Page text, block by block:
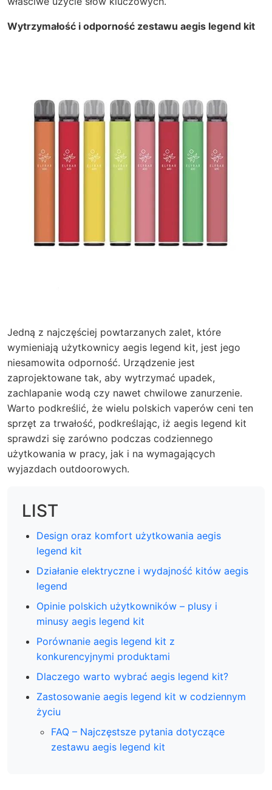
Wytrzymałość i odporność zestawu aegis legend kit
Jedną z najczęściej powtarzanych zalet, które
wymieniają użytkownicy aegis legend kit, jest jego
niesamowita odporność. Urządzenie jest
zaprojektowane tak, aby wytrzymać upadek,
zachlapanie wodą czy nawet chwilowe zanurzenie.
Warto podkreślić, że wielu polskich vaperów ceni ten
sprzęt za trwałość, podkreślając, iż aegis legend kit
sprawdzi się zarówno podczas codziennego
użytkowania w pracy, jak i na wymagających
wyjazdach outdoorowych.
LIST
Design oraz komfort użytkowania aegis
legend kit
Działanie elektryczne i wydajność kitów aegis
legend
Opinie polskich użytkowników – plusy i
minusy aegis legend kit
Porównanie aegis legend kit z
konkurencyjnymi produktami
Dlaczego warto wybrać aegis legend kit?
Zastosowanie aegis legend kit w codziennym
życiu
FAQ – Najczęstsze pytania dotyczące
zestawu aegis legend kit